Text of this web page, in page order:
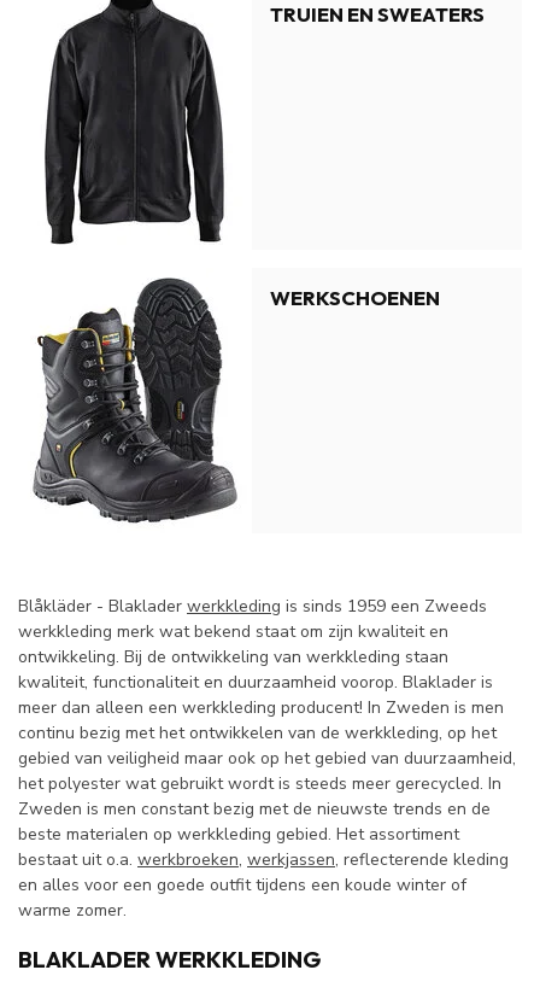
TRUIEN EN SWEATERS
WERKSCHOENEN
Blåkläder - Blaklader werkkleding is sinds 1959 een Zweeds
werkkleding merk wat bekend staat om zijn kwaliteit en
ontwikkeling. Bij de ontwikkeling van werkkleding staan
kwaliteit, functionaliteit en duurzaamheid voorop. Blaklader is
meer dan alleen een werkkleding producent! In Zweden is men
continu bezig met het ontwikkelen van de werkkleding, op het
gebied van veiligheid maar ook op het gebied van duurzaamheid,
het polyester wat gebruikt wordt is steeds meer gerecycled. In
Zweden is men constant bezig met de nieuwste trends en de
beste materialen op werkkleding gebied. Het assortiment
bestaat uit o.a. werkbroeken, werkjassen, reflecterende kleding
en alles voor een goede outfit tijdens een koude winter of
warme zomer.
BLAKLADER WERKKLEDING